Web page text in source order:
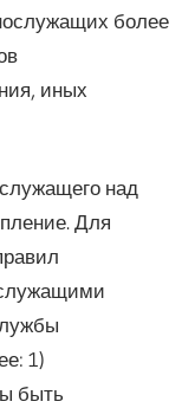
более
иных
над
Для
1)
быть